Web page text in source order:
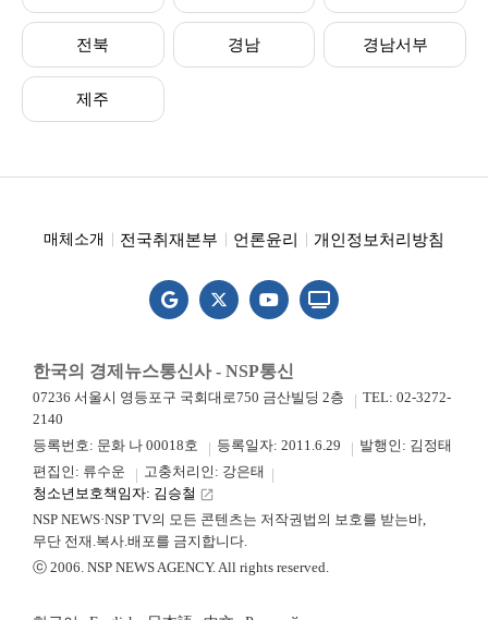
전북 경남 경남서부
제주
매체소개 전국취재본부 언론윤리 개인정보처리방침
한국의 경제뉴스통신사 - NSP통신
07236 서울시 영등포구 국회대로750 금산빌딩 2층
TEL: 02-3272-
2140
등록번호: 문화 나 00018호
등록일자: 2011.6.29
발행인: 김정태
편집인: 류수운
고충처리인: 강은태
청소년보호책임자: 김승철 launch
NSP NEWS·NSP TV의 모든 콘텐츠는 저작권법의 보호를 받는바,
무단 전재.복사.배포를 금지합니다.
ⓒ 2006. NSP NEWS AGENCY. All rights reserved.